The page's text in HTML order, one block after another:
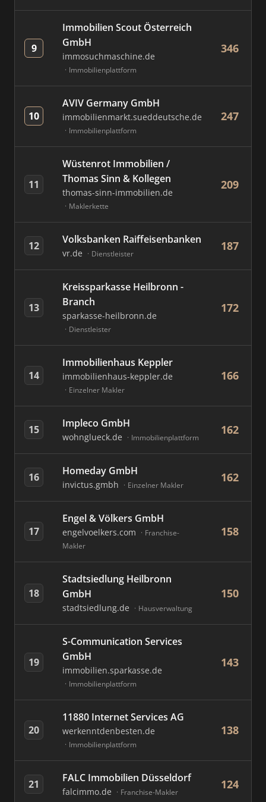
9
Immobilien Scout Österreich
GmbH
immosuchmaschine.de
Immobilienplattform
346
10
AVIV Germany GmbH
immobilienmarkt.sueddeutsche.de
Immobilienplattform
247
11
Wüstenrot Immobilien /
Thomas Sinn & Kollegen
thomas-sinn-immobilien.de
Maklerkette
209
12 Volksbanken Raiffeisenbanken
vr.de Dienstleister
187
13
Kreissparkasse Heilbronn -
Branch
sparkasse-heilbronn.de
Dienstleister
172
14
Immobilienhaus Keppler
immobilienhaus-keppler.de
Einzelner Makler
166
15 Impleco GmbH
wohnglueck.de Immobilienplattform
162
16 Homeday GmbH
invictus.gmbh Einzelner Makler
162
17
Engel & Völkers GmbH
engelvoelkers.com
Franchise-
Makler
158
18
Stadtsiedlung Heilbronn
GmbH
stadtsiedlung.de Hausverwaltung
150
19
S-Communication Services
GmbH
immobilien.sparkasse.de
Immobilienplattform
143
20
11880 Internet Services AG
werkenntdenbesten.de
Immobilienplattform
138
21 FALC Immobilien Düsseldorf
falcimmo.de Franchise-Makler
124